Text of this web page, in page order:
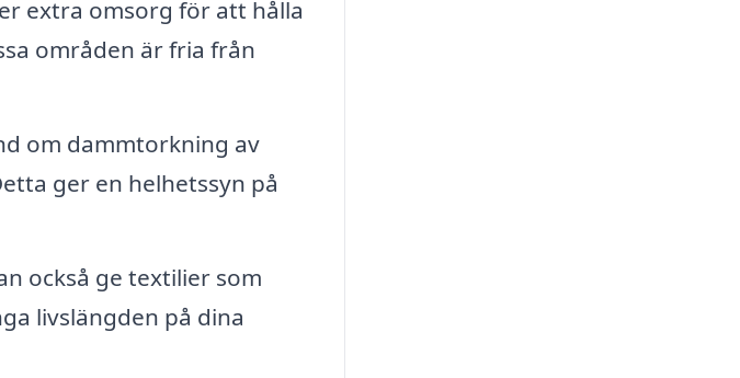
extra omsorg för att hålla
områden är fria från
om dammtorkning av
ger en helhetssyn på
också ge textilier som
livslängden på dina